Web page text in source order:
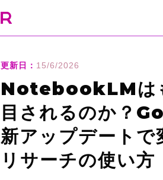
更新日： 15/6/2026
NotebookLMは
目されるのか？
新アップデート
リサーチの使い方